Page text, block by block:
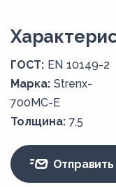
ГОСТ: EN 10149-2
Марка: Strenx-
700MC-E
Толщина: 7,5